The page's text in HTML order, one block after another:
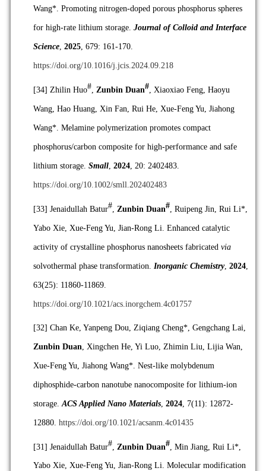
Wang*. Promoting nitrogen-doped porous phosphorus spheres
for high-rate lithium storage. Journal of Colloid and Interface
Science, 2025, 679: 161-170.
https://doi.org/10.1016/j.jcis.2024.09.218
[34] Zhilin Huo#, Zunbin Duan#, Xiaoxiao Feng, Haoyu
Wang, Hao Huang, Xin Fan, Rui He, Xue-Feng Yu, Jiahong
Wang*. Melamine polymerization promotes compact
phosphorus/carbon composite for high‐performance and safe
lithium storage. Small, 2024, 20: 2402483.
https://doi.org/10.1002/smll.202402483
[33] Jenaidullah Batur#, Zunbin Duan#, Ruipeng Jin, Rui Li*,
Yabo Xie, Xue-Feng Yu, Jian-Rong Li. Enhanced catalytic
activity of crystalline phosphorus nanosheets fabricated via
solvothermal phase transformation. Inorganic Chemistry, 2024,
63(25): 11860-11869.
https://doi.org/10.1021/acs.inorgchem.4c01757
[32] Chan Ke, Yanpeng Dou, Ziqiang Cheng*, Gengchang Lai,
Zunbin Duan , Xingchen He, Yi Luo, Zhimin Liu, Lijia Wan,
Xue-Feng Yu, Jiahong Wang*. Nest-like molybdenum
diphosphide-carbon nanotube nanocomposite for lithium-ion
storage. ACS Applied Nano Materials, 2024, 7(11): 12872-
12880. https://doi.org/10.1021/acsanm.4c01435
[31] Jenaidullah Batur#, Zunbin Duan#, Min Jiang, Rui Li*,
Yabo Xie, Xue-Feng Yu, Jian-Rong Li. Molecular modification